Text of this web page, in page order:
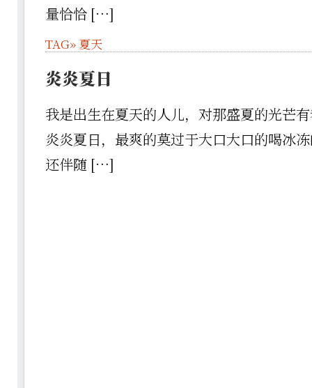
量恰恰 […]
TAG» 夏天
炎炎夏日
我是出生在夏天的人儿，对那盛夏的光芒
炎炎夏日，最爽的莫过于大口大口的喝冰
还伴随 […]